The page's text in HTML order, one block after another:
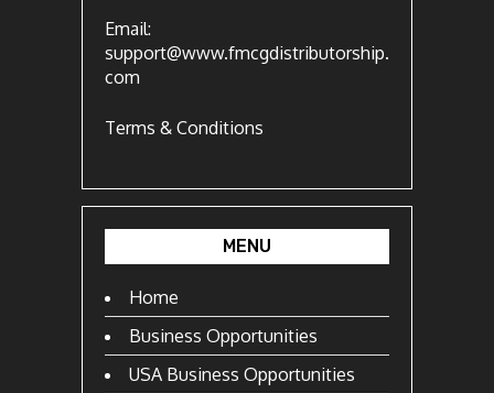
Email:
support@www.fmcgdistributorship.
com
Terms & Conditions
MENU
Home
Business Opportunities
USA Business Opportunities